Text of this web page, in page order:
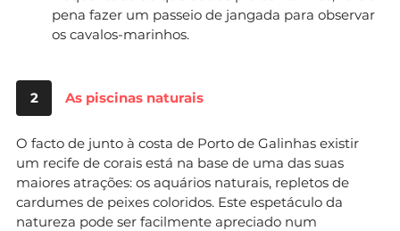
pena fazer um passeio de jangada para observar
os cavalos-marinhos.
2 As piscinas naturais
O facto de junto à costa de Porto de Galinhas existir
um recife de corais está na base de uma das suas
maiores atrações: os aquários naturais, repletos de
cardumes de peixes coloridos. Este espetáculo da
natureza pode ser facilmente apreciado num